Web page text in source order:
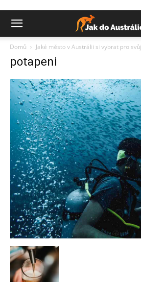
Domů Jaké město v Austrálii si vybrat pro
potapeni